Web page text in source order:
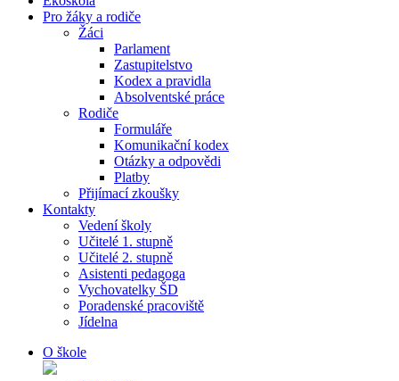
Pro žáky a rodiče
Žáci
Parlament
Zastupitelstvo
Kodex a pravidla
Absolventské práce
Rodiče
Formuláře
Komunikační kodex
Otázky a odpovědi
Platby
Přijímací zkoušky
Kontakty
Vedení školy
Učitelé 1. stupně
Učitelé 2. stupně
Asistenti pedagoga
Vychovatelky ŠD
Poradenské pracoviště
Jídelna
O škole